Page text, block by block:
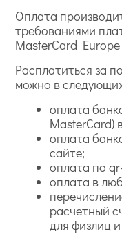
Оплата
требованиями
MasterCard Europe
Расплатиться за
можно в
оплата
MasterCard)
оплата
сайте;
оплата по
оплата в
расчетный
для физлиц